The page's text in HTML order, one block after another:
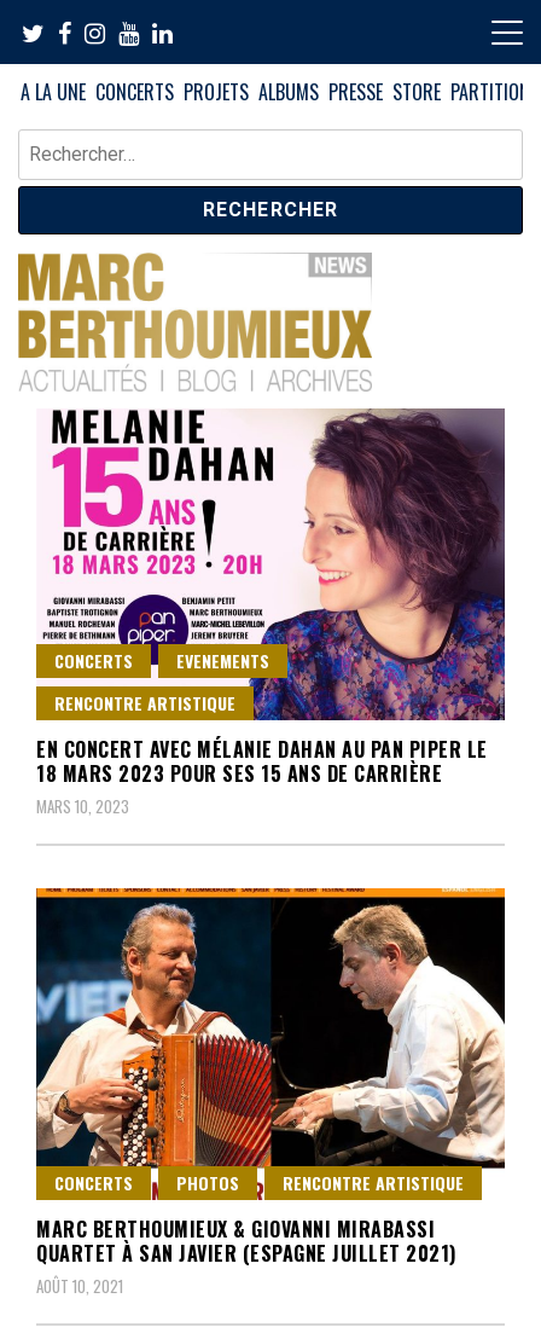
content
A LA UNE CONCERTS PROJETS ALBUMS PRESSE STORE PARTITIONS
Rechercher :
Blog Marc Berthoumieux
News – Blog – Archives
CONCERTS
EVENEMENTS
RENCONTRE ARTISTIQUE
EN CONCERT AVEC MÉLANIE DAHAN AU PAN PIPER LE
18 MARS 2023 POUR SES 15 ANS DE CARRIÈRE
MARS 10, 2023
CONCERTS PHOTOS RENCONTRE ARTISTIQUE
MARC BERTHOUMIEUX & GIOVANNI MIRABASSI
QUARTET À SAN JAVIER (ESPAGNE JUILLET 2021)
AOÛT 10, 2021